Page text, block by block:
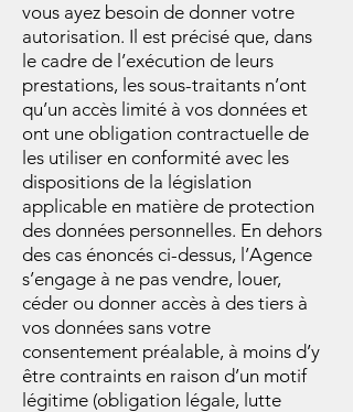
vous ayez besoin de donner votre
autorisation. Il est précisé que, dans
le cadre de l’exécution de leurs
prestations, les sous-traitants n’ont
qu’un accès limité à vos données et
ont une obligation contractuelle de
les utiliser en conformité avec les
dispositions de la législation
applicable en matière de protection
des données personnelles. En dehors
des cas énoncés ci-dessus, l’Agence
s’engage à ne pas vendre, louer,
céder ou donner accès à des tiers à
vos données sans votre
consentement préalable, à moins d’y
être contraints en raison d’un motif
légitime (obligation légale, lutte